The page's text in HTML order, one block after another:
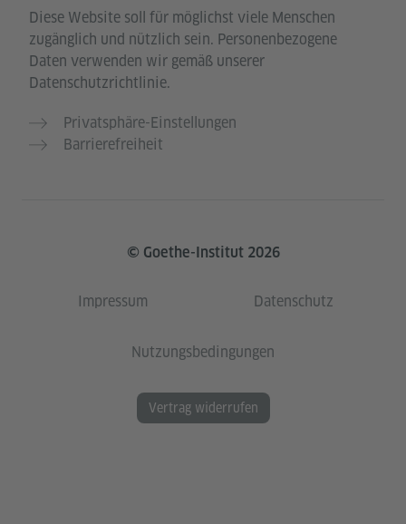
Diese Website soll für möglichst viele Menschen
zugänglich und nützlich sein. Personenbezogene
Daten verwenden wir gemäß unserer
Datenschutzrichtlinie.
Privatsphäre-Einstellungen
Barrierefreiheit
© Goethe-Institut 2026
Impressum Datenschutz
Nutzungsbedingungen
Vertrag widerrufen